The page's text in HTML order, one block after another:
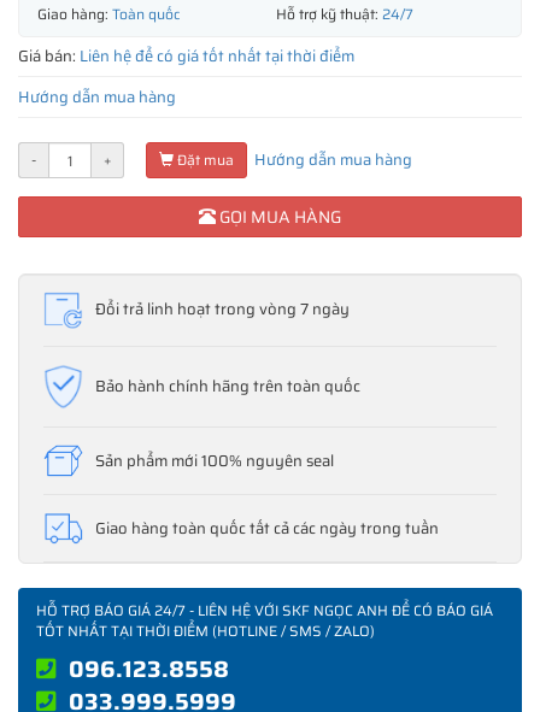
Giao hàng: Toàn quốc Hỗ trợ kỹ thuật: 24/7
Giá bán: Liên hệ để có giá tốt nhất tại thời điểm
Hướng dẫn mua hàng
- + Đặt mua Hướng dẫn mua hàng
GỌI MUA HÀNG
Đổi trả linh hoạt trong vòng 7 ngày
Bảo hành chính hãng trên toàn quốc
Sản phẩm mới 100% nguyên seal
Giao hàng toàn quốc tất cả các ngày trong tuần
HỖ TRỢ BÁO GIÁ 24/7 - LIÊN HỆ VỚI SKF NGỌC ANH ĐỂ CÓ BÁO GIÁ
TỐT NHẤT TẠI THỜI ĐIỂM (HOTLINE / SMS / ZALO)
096.123.8558
033.999.5999